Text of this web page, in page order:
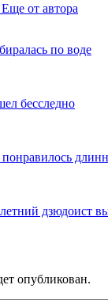
Еще от автора
по воде
бесследно
дзюдоист
опубликован.